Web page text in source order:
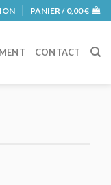
PANIER / 0,00€
CONTACT